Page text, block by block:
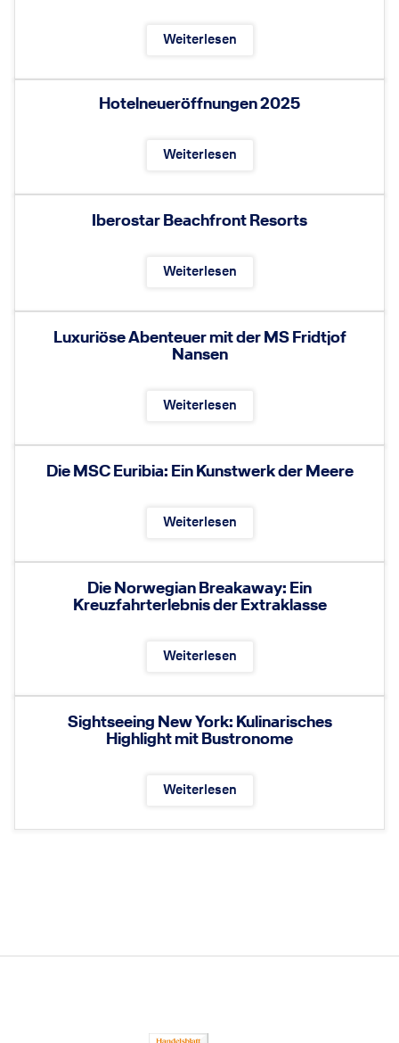
Weiterlesen
Hotelneueröffnungen 2025
Weiterlesen
Iberostar Beachfront Resorts
Weiterlesen
Luxuriöse Abenteuer mit der MS Fridtjof
Nansen
Weiterlesen
Die MSC Euribia: Ein Kunstwerk der Meere
Weiterlesen
Die Norwegian Breakaway: Ein
Kreuzfahrterlebnis der Extraklasse
Weiterlesen
Sightseeing New York: Kulinarisches
Highlight mit Bustronome
Weiterlesen